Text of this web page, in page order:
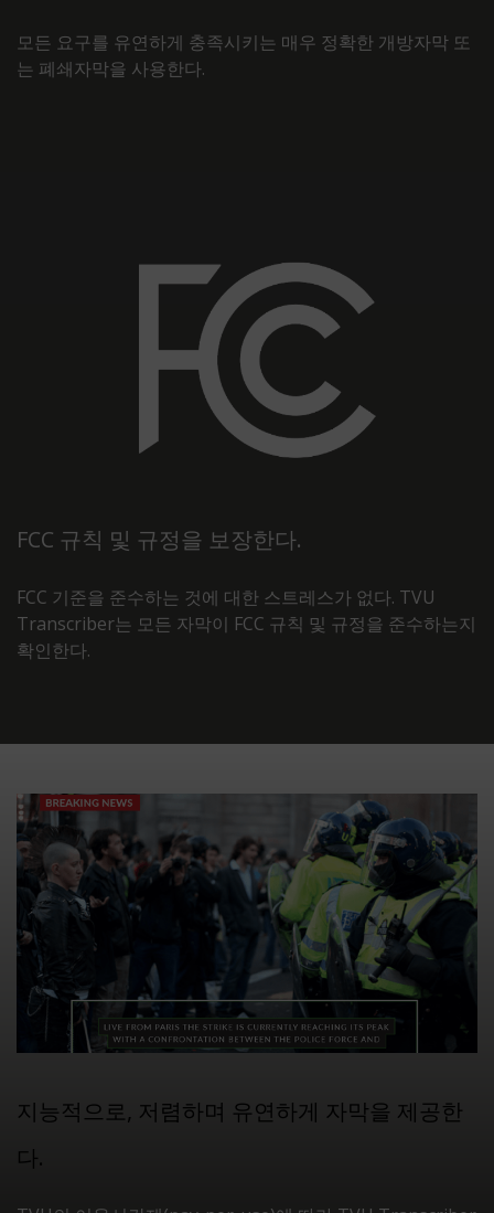
모든 요구를 유연하게 충족시키는 매우 정확한 개방자막 또
는 폐쇄자막을 사용한다.
FCC 규칙 및 규정을 보장한다.
FCC 기준을 준수하는 것에 대한 스트레스가 없다. TVU
Transcriber는 모든 자막이 FCC 규칙 및 규정을 준수하는지
확인한다.
지능적으로, 저렴하며 유연하게 자막을 제공한
다.